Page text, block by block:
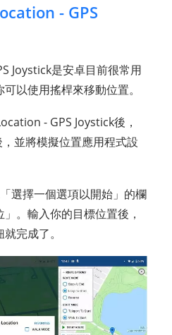
- GPS
Joystick是安卓目前很常用
以使用搖桿來移動位置。
- GPS Joystick後，
並將模擬位置應用程式設
選擇一個選項以開始」的欄
。輸入你的目標位置後，
完成了。